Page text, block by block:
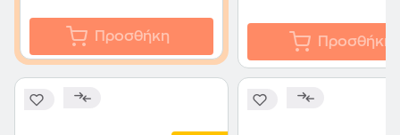
Προσθήκη Προσθήκη